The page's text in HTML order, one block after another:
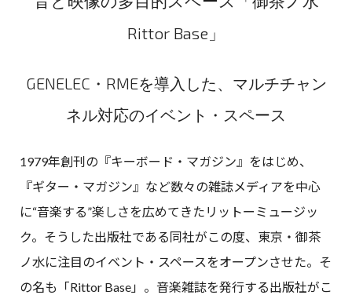
Rittor Base」
GENELEC・RMEを導入した、マルチチャン
ネル対応のイベント・スペース
1979年創刊の『キーボード・マガジン』をはじめ、
『ギター・マガジン』など数々の雑誌メディアを中心
に“音楽する”楽しさを広めてきたリットーミュージッ
ク。そうした出版社である同社がこの度、東京・御茶
ノ水に注目のイベント・スペースをオープンさせた。そ
の名も「Rittor Base」。音楽雑誌を発行する出版社がこ